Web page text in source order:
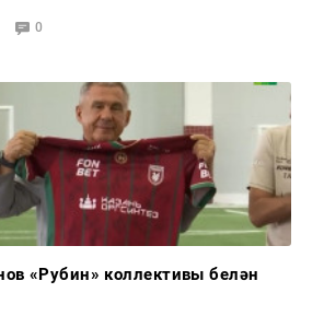
0
«Рубин» коллективы белән